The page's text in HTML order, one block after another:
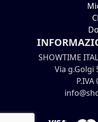
SHOWTIME
Via g.Golgi